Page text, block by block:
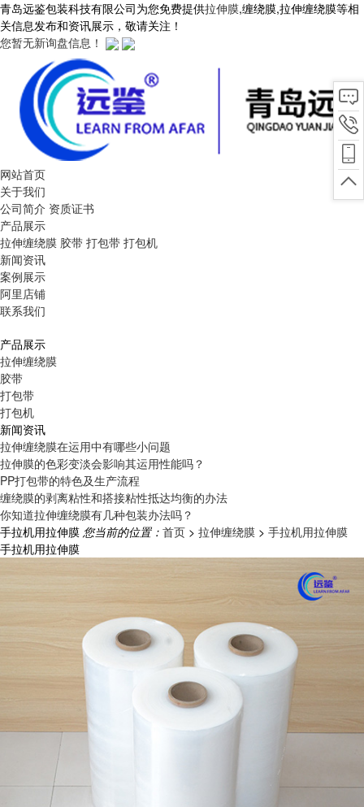
青岛远鉴包装科技有限公司为您免费提供拉伸膜,缠绕膜,拉伸缠绕膜等相
关信息发布和资讯展示，敬请关注！
您暂无新询盘信息！
网站首页
关于我们
公司简介 资质证书
产品展示
拉伸缠绕膜 胶带 打包带 打包机
新闻资讯
案例展示
阿里店铺
联系我们
产品展示
拉伸缠绕膜
胶带
打包带
打包机
新闻资讯
拉伸缠绕膜在运用中有哪些小问题
拉伸膜的色彩变淡会影响其运用性能吗？
PP打包带的特色及生产流程
缠绕膜的剥离粘性和搭接粘性抵达均衡的办法
你知道拉伸缠绕膜有几种包装办法吗？
手拉机用拉伸膜 您当前的位置： 首页 > 拉伸缠绕膜 > 手拉机用拉伸膜
手拉机用拉伸膜